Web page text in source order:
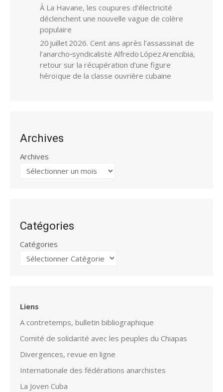
À La Havane, les coupures d’électricité
déclenchent une nouvelle vague de colère
populaire
20 juillet 2026. Cent ans après l’assassinat de
l’anarcho‑syndicaliste Alfredo López Arencibia,
retour sur la récupération d’une figure
héroïque de la classe ouvrière cubaine
Archives
Archives
Catégories
Catégories
Liens
A contretemps, bulletin bibliographique
Comité de solidarité avec les peuples du Chiapas
Divergences, revue en ligne
Internationale des fédérations anarchistes
La Joven Cuba